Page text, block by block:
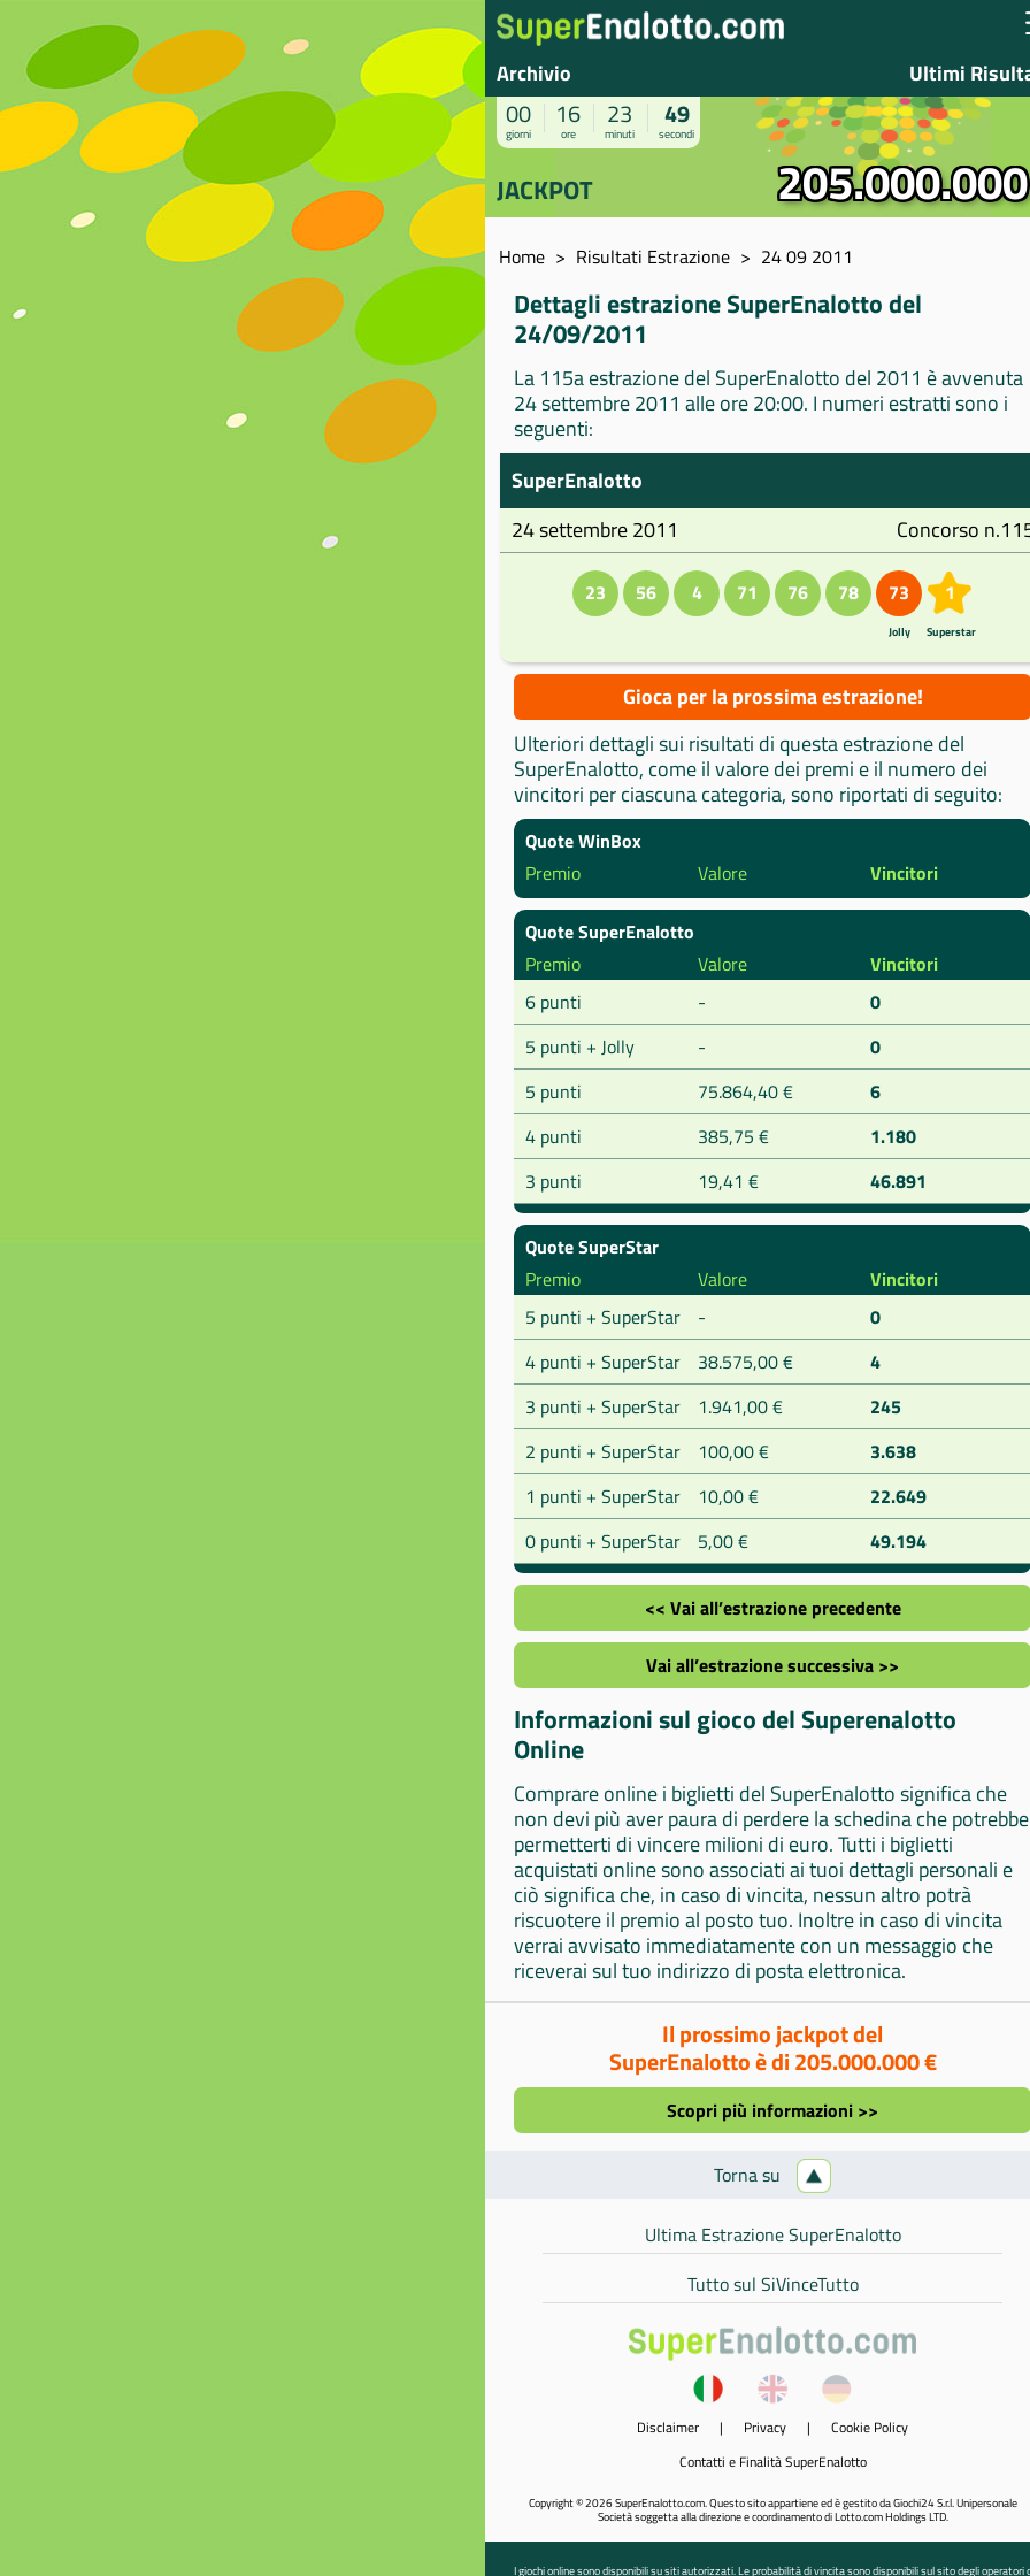
Archivio Ultimi
00
giorni
16
ore
23
minuti
48
secondi
JACKPOT 205.000.000
Home Risultati Estrazione 24 09 2011
Dettagli estrazione SuperEnalotto del
24/09/2011
La 115a estrazione del SuperEnalotto del 2011 è avvenuta
24 settembre 2011 alle ore 20:00. I numeri estratti sono i
seguenti:
SuperEnalotto
24 settembre 2011
Concorso
23 56 4 71 76 78 73
Jolly
1
Superstar
Gioca per la prossima estrazione!
Ulteriori dettagli sui risultati di questa estrazione del
SuperEnalotto, come il valore dei premi e il numero dei
vincitori per ciascuna categoria, sono riportati di seguito:
Quote WinBox
Premio
Valore Vincitori
Quote SuperEnalotto
Premio
Valore
Vincitori
6 punti
-
0
5 punti + Jolly
-
0
5 punti
75.864,40 €
6
4 punti
385,75 €
1.180
3 punti
19,41 € 46.891
Quote SuperStar
Premio
Valore
Vincitori
5 punti + SuperStar
-
0
4 punti + SuperStar
38.575,00 €
4
3 punti + SuperStar
1.941,00 €
245
2 punti + SuperStar
100,00 €
3.638
1 punti + SuperStar
10,00 €
22.649
0 punti + SuperStar
5,00 € 49.194
<< Vai all’estrazione precedente
Vai all’estrazione successiva >>
Informazioni sul gioco del Superenalotto
Online
Comprare online i biglietti del SuperEnalotto significa che
non devi più aver paura di perdere la schedina che potrebbe
permetterti di vincere milioni di euro. Tutti i biglietti
acquistati online sono associati ai tuoi dettagli personali e
ciò significa che, in caso di vincita, nessun altro potrà
riscuotere il premio al posto tuo. Inoltre in caso di vincita
verrai avvisato immediatamente con un messaggio che
riceverai sul tuo indirizzo di posta elettronica.
Il prossimo jackpot del
SuperEnalotto è di 205.000.000 €
Scopri più informazioni >>
Torna su
Ultima Estrazione SuperEnalotto
Tutto sul SiVinceTutto
Disclaimer | Privacy | Cookie Policy
Contatti e Finalità SuperEnalotto
Copyright © 2026 SuperEnalotto.com. Questo sito appartiene ed è gestito da Giochi24 S.r.l. Unipersonale
Società soggetta alla direzione e coordinamento di Lotto.com Holdings LTD.
I giochi online sono disponibili su siti autorizzati. Le probabilità di vincita sono disponibili sul sito degli operatori